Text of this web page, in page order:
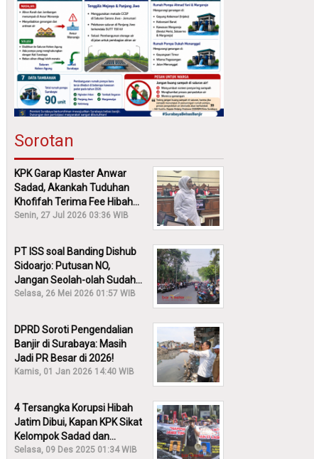
Sorotan
KPK Garap Klaster Anwar
Sadad, Akankah Tuduhan
Khofifah Terima Fee Hibah
30% Diusut?
Senin, 27 Jul 2026 03:36 WIB
PT ISS soal Banding Dishub
Sidoarjo: Putusan NO,
Jangan Seolah-olah Sudah
Menang!
Selasa, 26 Mei 2026 01:57 WIB
DPRD Soroti Pengendalian
Banjir di Surabaya: Masih
Jadi PR Besar di 2026!
Kamis, 01 Jan 2026 14:40 WIB
4 Tersangka Korupsi Hibah
Jatim Dibui, Kapan KPK Sikat
Kelompok Sadad dan
Iskandar?
Selasa, 09 Des 2025 01:34 WIB